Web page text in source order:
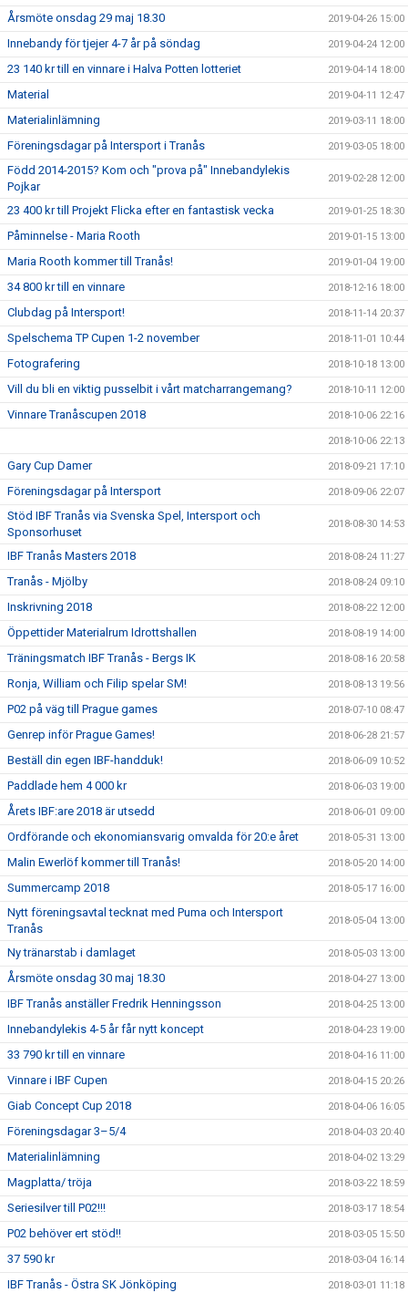
Årsmöte onsdag 29 maj 18.30 2019-04-26 15:00
Innebandy för tjejer 4-7 år på söndag 2019-04-24 12:00
23 140 kr till en vinnare i Halva Potten lotteriet 2019-04-14 18:00
Material 2019-04-11 12:47
Materialinlämning 2019-03-11 18:00
Föreningsdagar på Intersport i Tranås 2019-03-05 18:00
Född 2014-2015? Kom och "prova på" Innebandylekis
Pojkar
2019-02-28 12:00
23 400 kr till Projekt Flicka efter en fantastisk vecka 2019-01-25 18:30
Påminnelse - Maria Rooth 2019-01-15 13:00
Maria Rooth kommer till Tranås! 2019-01-04 19:00
34 800 kr till en vinnare 2018-12-16 18:00
Clubdag på Intersport! 2018-11-14 20:37
Spelschema TP Cupen 1-2 november 2018-11-01 10:44
Fotografering 2018-10-18 13:00
Vill du bli en viktig pusselbit i vårt matcharrangemang? 2018-10-11 12:00
Vinnare Tranåscupen 2018 2018-10-06 22:16
2018-10-06 22:13
Gary Cup Damer 2018-09-21 17:10
Föreningsdagar på Intersport 2018-09-06 22:07
Stöd IBF Tranås via Svenska Spel, Intersport och
Sponsorhuset
2018-08-30 14:53
IBF Tranås Masters 2018 2018-08-24 11:27
Tranås - Mjölby 2018-08-24 09:10
Inskrivning 2018 2018-08-22 12:00
Öppettider Materialrum Idrottshallen 2018-08-19 14:00
Träningsmatch IBF Tranås - Bergs IK 2018-08-16 20:58
Ronja, William och Filip spelar SM! 2018-08-13 19:56
P02 på väg till Prague games 2018-07-10 08:47
Genrep inför Prague Games! 2018-06-28 21:57
Beställ din egen IBF-handduk! 2018-06-09 10:52
Paddlade hem 4 000 kr 2018-06-03 19:00
Årets IBF:are 2018 är utsedd 2018-06-01 09:00
Ordförande och ekonomiansvarig omvalda för 20:e året 2018-05-31 13:00
Malin Ewerlöf kommer till Tranås! 2018-05-20 14:00
Summercamp 2018 2018-05-17 16:00
Nytt föreningsavtal tecknat med Puma och Intersport
Tranås
2018-05-04 13:00
Ny tränarstab i damlaget 2018-05-03 13:00
Årsmöte onsdag 30 maj 18.30 2018-04-27 13:00
IBF Tranås anställer Fredrik Henningsson 2018-04-25 13:00
Innebandylekis 4-5 år får nytt koncept 2018-04-23 19:00
33 790 kr till en vinnare 2018-04-16 11:00
Vinnare i IBF Cupen 2018-04-15 20:26
Giab Concept Cup 2018 2018-04-06 16:05
Föreningsdagar 3–5/4 2018-04-03 20:40
Materialinlämning 2018-04-02 13:29
Magplatta/ tröja 2018-03-22 18:59
Seriesilver till P02!!! 2018-03-17 18:54
P02 behöver ert stöd!! 2018-03-05 15:50
37 590 kr 2018-03-04 16:14
IBF Tranås - Östra SK Jönköping 2018-03-01 11:18